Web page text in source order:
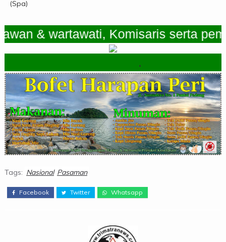
(Spa)
& wartawati, Komisaris serta
Tags: Nasional Pasaman
Facebook Twitter Whatsapp